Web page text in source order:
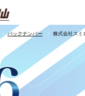
バックナンバー 株式会社スミ